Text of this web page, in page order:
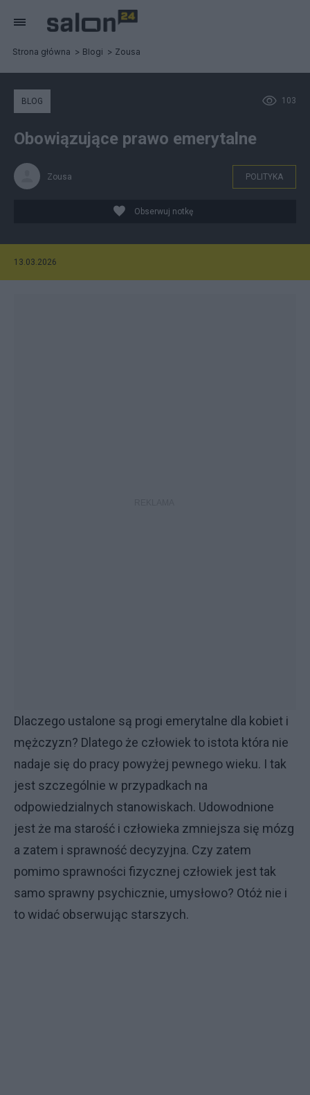
Strona główna Blogi Zousa
103
BLOG
Obowiązujące prawo emerytalne
Zousa POLITYKA
Obserwuj notkę
13.03.2026
Dlaczego ustalone są progi emerytalne dla kobiet i
mężczyzn? Dlatego że człowiek to istota która nie
nadaje się do pracy powyżej pewnego wieku. I tak
jest szczególnie w przypadkach na
odpowiedzialnych stanowiskach. Udowodnione
jest że ma starość i człowieka zmniejsza się mózg
a zatem i sprawność decyzyjna. Czy zatem
pomimo sprawności fizycznej człowiek jest tak
samo sprawny psychicznie, umysłowo? Otóż nie i
to widać obserwując starszych.